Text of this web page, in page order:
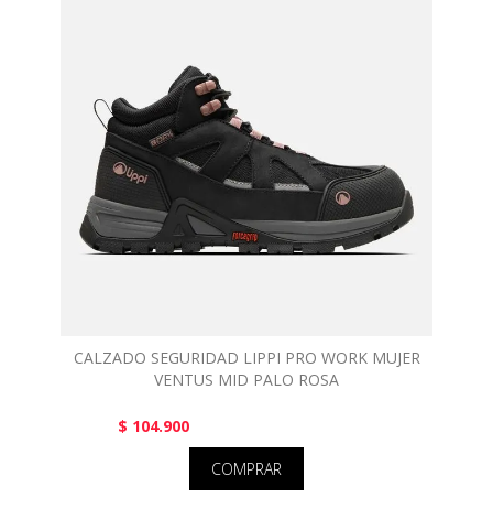
CALZADO SEGURIDAD LIPPI PRO WORK MUJER
VENTUS MID PALO ROSA
$ 104.900
COMPRAR